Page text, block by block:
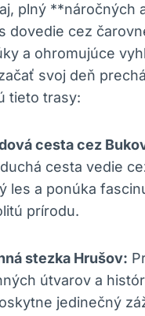
plný **náročných
dovedie cez
a ohromujúce
svoj deň
tieto trasy:
cesta ⁤cez
cesta vedie
les a ponúka
prírodu.
stezka ⁤Hrušov:
útvarov a
jedinečný